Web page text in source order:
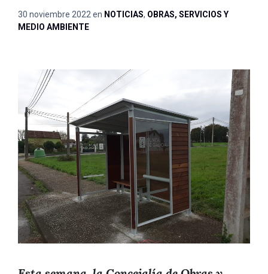
30 noviembre 2022 en NOTICIAS, OBRAS, SERVICIOS Y
MEDIO AMBIENTE